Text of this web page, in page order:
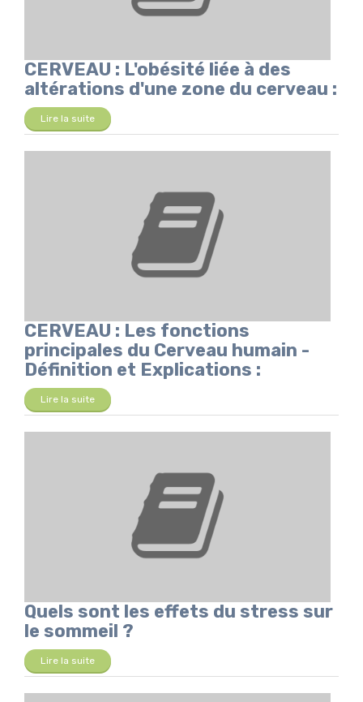
CERVEAU : L'obésité liée à des
altérations d'une zone du cerveau :
Lire la suite
CERVEAU : Les fonctions
principales du Cerveau humain -
Définition et Explications :
Lire la suite
Quels sont les effets du stress sur
le sommeil ?
Lire la suite